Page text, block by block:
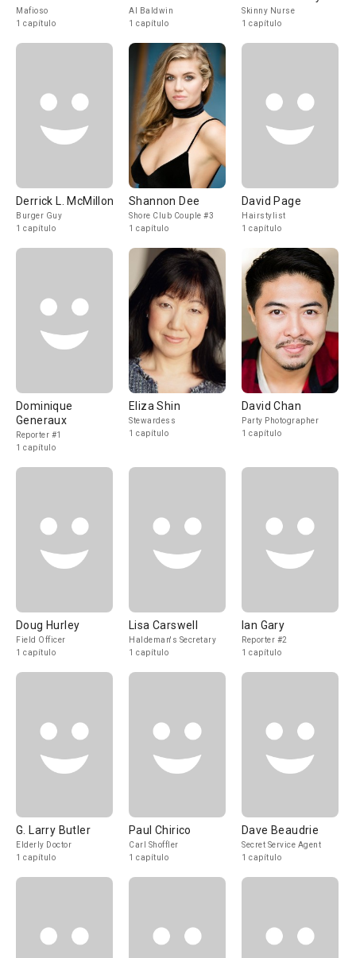
Mafioso
1 capítulo
Al Baldwin
1 capítulo
Skinny Nurse
1 capítulo
Derrick L. McMillon
Burger Guy
1 capítulo
Shannon Dee
Shore Club Couple #3
1 capítulo
David Page
Hairstylist
1 capítulo
Dominique
Generaux
Reporter #1
1 capítulo
Eliza Shin
Stewardess
1 capítulo
David Chan
Party Photographer
1 capítulo
Doug Hurley
Field Officer
1 capítulo
Lisa Carswell
Haldeman's Secretary
1 capítulo
Ian Gary
Reporter #2
1 capítulo
G. Larry Butler
Elderly Doctor
1 capítulo
Paul Chirico
Carl Shoffler
1 capítulo
Dave Beaudrie
Secret Service Agent
1 capítulo